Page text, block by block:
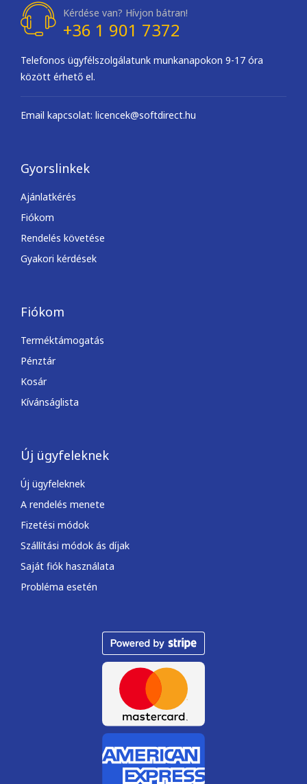
Kérdése van? Hívjon bátran!
+36 1 901 7372
Telefonos ügyfélszolgálatunk munkanapokon 9-17 óra
között érhető el.
Email kapcsolat: licencek@softdirect.hu
Gyorslinkek
Ajánlatkérés
Fiókom
Rendelés követése
Gyakori kérdések
Fiókom
Terméktámogatás
Pénztár
Kosár
Kívánságlista
Új ügyfeleknek
Új ügyfeleknek
A rendelés menete
Fizetési módok
Szállítási módok ás díjak
Saját fiók használata
Probléma esetén